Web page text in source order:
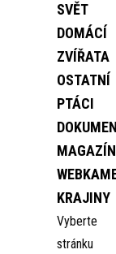
SVĚT
DOMÁCÍ
ZVÍŘATA
OSTATNÍ
PTÁCI
MAGAZÍN
KRAJINY
Vyberte
stránku